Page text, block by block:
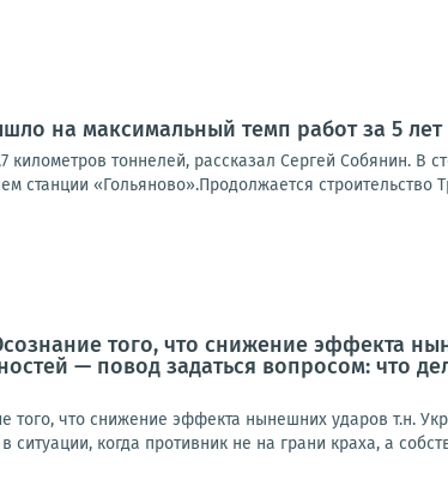
на максимальный темп работ за 5 лет
километров тоннелей, рассказал Сергей Собянин. В
станции «Гольяново».Продолжается строительство
того, что снижение эффекта
— повод задаться вопросом: что
того, что снижение эффекта нынешних ударов т.н.
ситуации, когда противник не на грани краха, а